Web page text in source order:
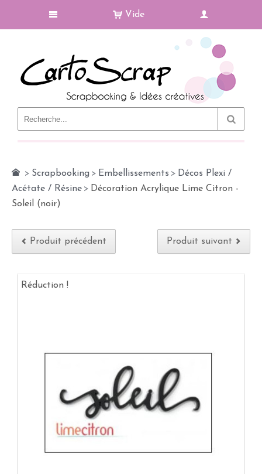
Vide
> Scrapbooking > Embellissements > Décos Plexi /
Acétate / Résine > Décoration Acrylique Lime Citron -
Soleil (noir)
Produit précédent Produit suivant
Réduction !